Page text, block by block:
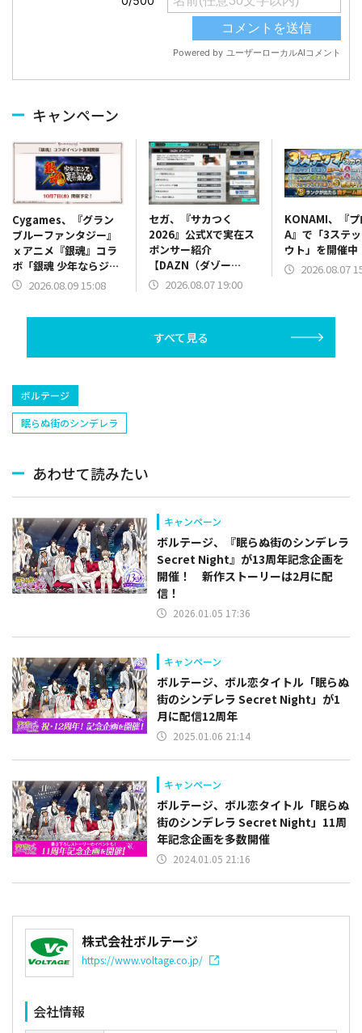
キャンペーン
Cygames、『グラン
ブルーファンタジー』
ｘアニメ『銀魂』コラ
ボ「銀魂 少年ならジャ
ンプの裏表紙までちゃ
2026.08.09 15:08
セガ、『サカつく
2026』公式Xで実在ス
ポンサー紹介
【DAZN（ダゾー
ン）】篇をポスト
2026.08.07 19:00
KONAMI、『
A』で「3ステ
ウト」を開催中
2026.08.07
すべて見る
ボルテージ
眠らぬ街のシンデレラ
あわせて読みたい
キャンペーン
ボルテージ、『眠らぬ街のシンデレラ
Secret Night』が13周年記念企画を
開催！ 新作ストーリーは2月に配
信！
2026.01.05 17:36
キャンペーン
ボルテージ、ボル恋タイトル「眠らぬ
街のシンデレラ Secret Night」が1
月に配信12周年
2025.01.06 21:14
キャンペーン
ボルテージ、ボル恋タイトル「眠らぬ
街のシンデレラ Secret Night」11周
年記念企画を多数開催
2024.01.05 21:16
株式会社ボルテージ
https://www.voltage.co.jp/
会社情報